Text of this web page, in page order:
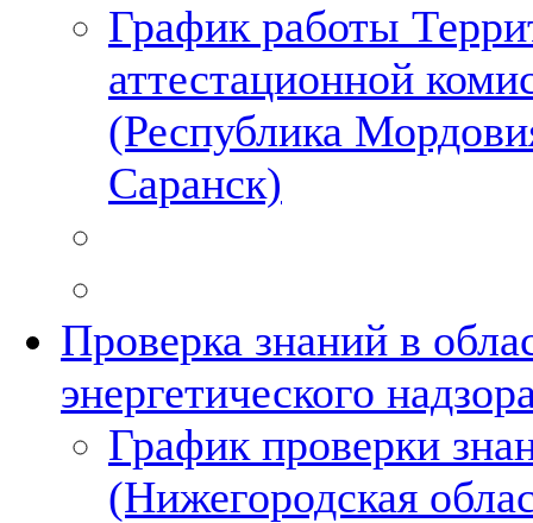
График работы
аттестационной
(Республика
Саранск)
Проверка знаний в
энергетического
График проверки
(Нижегородская